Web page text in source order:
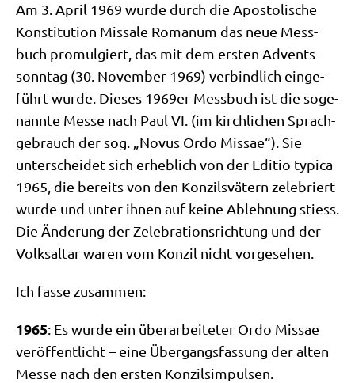
Am 3. April 1969 wur­de durch die Apo­sto­li­sche
Kon­sti­tu­ti­on Mis­sa­le Roma­num das neue Mess­
buch pro­mul­giert, das mit dem ersten Advents­
sonn­tag (30. Novem­ber 1969) ver­bind­lich ein­ge­
führt wur­de. Die­ses 1969er Mess­buch ist die soge­
nann­te Mes­se nach Paul VI. (im kirch­li­chen Sprach­
ge­brauch der sog. „Novus Ordo Mis­sae“). Sie
unter­schei­det sich erheb­lich von der Edi­tio typi­ca
1965, die bereits von den Kon­zils­vä­tern zele­briert
wur­de und unter ihnen auf kei­ne Ableh­nung stiess.
Die Ände­rung der Zele­bra­ti­ons­rich­tung und der
Volks­al­tar waren vom Kon­zil nicht vorgesehen.
Ich fas­se zusammen:
1965: Es wur­de ein über­ar­bei­te­ter Ordo Mis­sae
ver­öf­fent­licht – eine Über­gangs­fas­sung der alten
Mes­se nach den ersten Konzilsimpulsen.